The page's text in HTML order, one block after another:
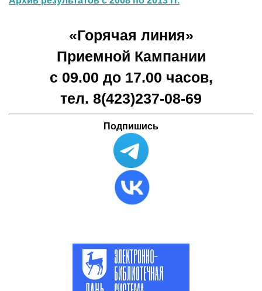
«Горячая линия»
Приемной Кампании
с 09.00 до 17.00 часов,
тел. 8(423)237-08-69
Подпишись